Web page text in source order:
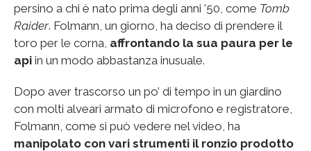
persino a chi è nato prima degli anni ’50, come Tomb
Raider. Folmann, un giorno, ha deciso di prendere il
toro per le corna, affrontando la sua paura per le
api in un modo abbastanza inusuale.
Dopo aver trascorso un po’ di tempo in un giardino
con molti alveari armato di microfono e registratore,
Folmann, come si può vedere nel video, ha
manipolato con vari strumenti il ronzio prodotto